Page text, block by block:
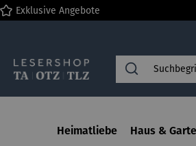
Zur Hauptnavigation springen
Exklusive Angebote
Heimatliebe Haus &